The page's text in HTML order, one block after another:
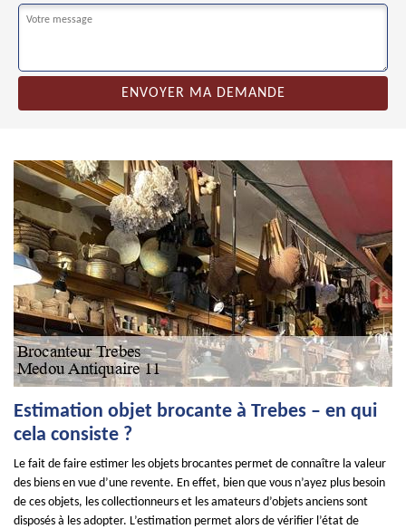
Estimation objet brocante à Trebes – en qui
cela consiste ?
Le fait de faire estimer les objets brocantes permet de connaître la valeur
des biens en vue d’une revente. En effet, bien que vous n’ayez plus besoin
de ces objets, les collectionneurs et les amateurs d’objets anciens sont
disposés à les adopter. L’estimation permet alors de vérifier l’état de